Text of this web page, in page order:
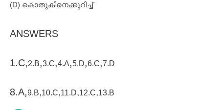
(D) കൊതുകിനെക്കുറിച്ച്
ANSWERS
1.C,2.B,3.C,4.A,5.D,6.C,7.D
8.A,9.B,10.C,11.D,12.C,13.B